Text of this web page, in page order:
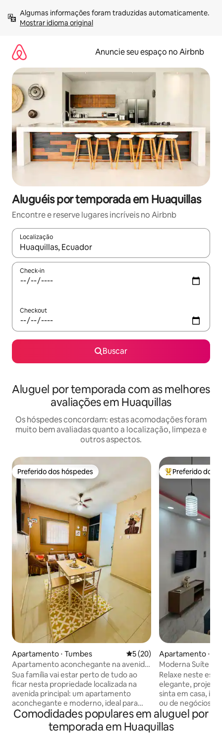
para
Mostrar idioma original
Anuncie seu espaço no Airbnb
Aluguéis por temporada em Huaquillas
Encontre e reserve lugares incríveis no Airbnb
Localização
Quando os resultados estiverem disponíveis, explore-os
Check-in
Checkout
Buscar
Aluguel por temporada com as melhores
avaliações em Huaquillas
Os hóspedes concordam: estas acomodações foram
muito bem avaliadas quanto a localização, limpeza e
outros aspectos.
Preferido dos hóspedes
Preferido dos hóspedes
Apartamento ⋅ Tumbes 5 de uma avaliação média
5 (20)
Apartamento aconchegante na avenida
principal
Sua família vai estar perto de tudo ao
ficar nesta propriedade localizada na
avenida principal: um apartamento
aconchegante e moderno, ideal para
uma estadia confortável e segura. Conta
com espaços bem iluminados, cozinha
equipada, Wi-Fi e tudo o que você
Entre os
Preferido dos
Apartamento ⋅
Moderna Suíte
Machala
Relaxe neste
elegante,
sinta em casa,
ou de negócios.
que você
como shoppings,
restaurantes e
Comodidades populares em aluguel por
temporada em Huaquillas